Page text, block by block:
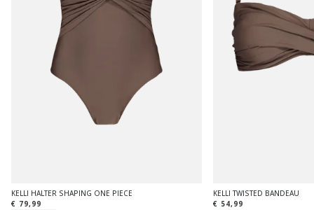
KELLI HALTER SHAPING ONE PIECE
€ 79,99
KELLI TWISTED BANDEAU
€ 54,99